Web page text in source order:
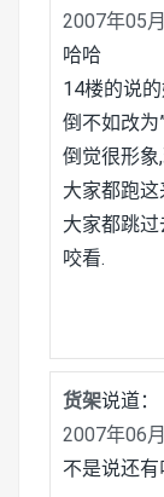
2007年05
哈哈
14楼的说
倒不如改为
倒觉很形象
大家都跑
大家都跳
咬看.
货架说道：
2007年06
不是说还